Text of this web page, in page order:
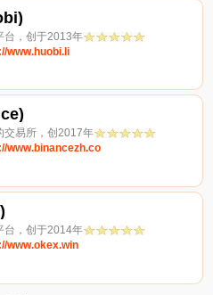
台，创于2013年
www.huobi.li
交易所，创2017年
www.binancezh.co
台，创于2014年
www.okex.win